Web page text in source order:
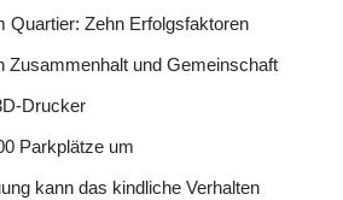
Quartier: Zehn Erfolgsfaktoren
Zusammenhalt und Gemeinschaft
Drucker
Parkplätze um
kann das kindliche Verhalten